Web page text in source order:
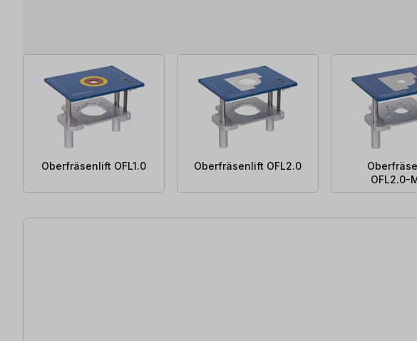
Oberfräsenlift OFL1.0 Oberfräsenlift OFL2.0
OFL2.0-
24 Artikel gefunden